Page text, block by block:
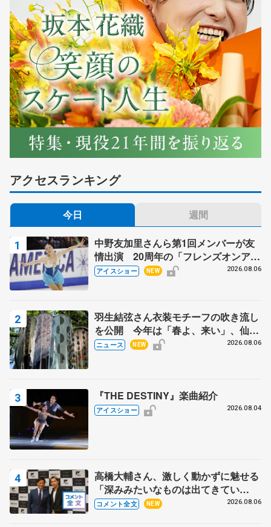
アクセスランキング
今日 週間
中野友加里さんら第1回メンバーが友
情出演 20周年の「フレンズオンアイ
ス」 宮本賢二さん、有川梨絵さん、
アイスショー NEW 2026.08.06
羽生結弦さん衣装モチーフの吹き流し
を公開 今年は「春よ、来い」、仙台
の瑞鳳殿
ニュース NEW 2026.08.06
『THE DESTINY』楽曲紹介
アイスショー 2026.08.04
高橋大輔さん、激しく動かずに魅せる
「深みみたいなものは出てきてい
る？」 〝兄さん〟と慕うレジェンド
コメント全文 NEW 2026.08.06